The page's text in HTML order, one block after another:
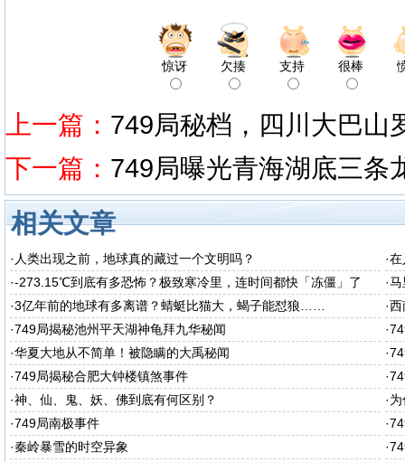
惊讶 欠揍 支持 很棒
上一篇： 749局秘档，四川大巴山
下一篇： 749局曝光青海湖底三条
相关文章
· 人类出现之前，地球真的藏过一个文明吗？ ·在
·-273.15℃到底有多恐怖？极致寒冷里，连时间都快「冻僵」了 ·马
·3亿年前的地球有多离谱？蜻蜓比猫大，蝎子能怼狼…… ·西
秘
·749局揭秘池州平天湖神龟拜九华秘闻 ·
·华夏大地从不简单！被隐瞒的大禹秘闻 ·
·749局揭秘合肥大钟楼镇煞事件 ·
·神、仙、鬼、妖、佛到底有何区别？ ·
·749局南极事件 ·
醒
·秦岭暴雪的时空异象 ·